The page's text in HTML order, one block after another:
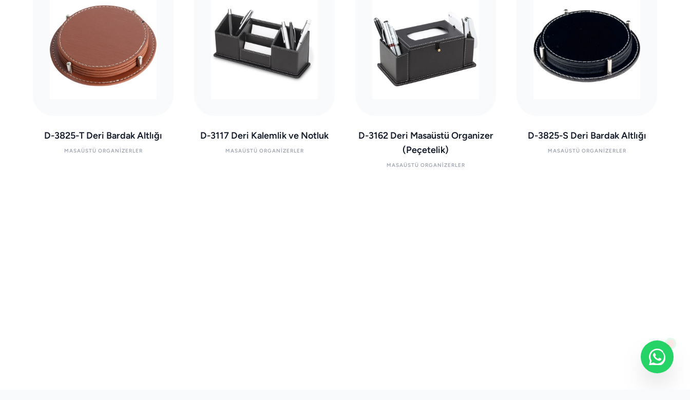
D-3825-T Deri Bardak Altlığı
MASAÜSTÜ ORGANIZERLER
D-3117 Deri Kalemlik ve Notluk
MASAÜSTÜ ORGANIZERLER
D-3162 Deri Masaüstü Organizer
(Peçetelik)
MASAÜSTÜ ORGANIZERLER
D-3825-S Deri Bardak Altlığı
MASAÜSTÜ ORGANIZERLER